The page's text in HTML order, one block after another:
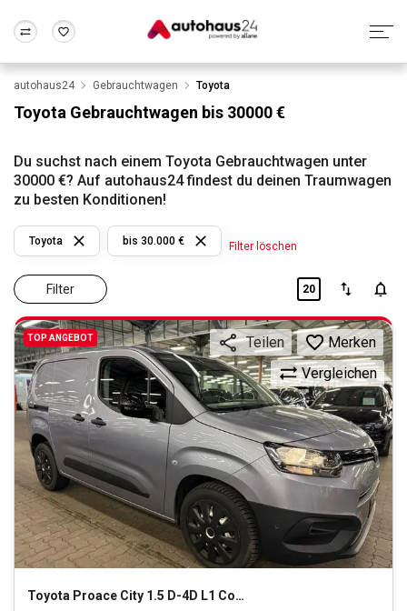
Wir bewerten dein Auto
Alle Fragen & Antworten
Rund um die Inzahlungnahme
Frankfurt Wuppertal
autohaus24 Gebrauchtwagen Toyota
Toyota Gebrauchtwagen bis 30000 €
Du suchst nach einem Toyota Gebrauchtwagen unter
30000 €? Auf autohaus24 findest du deinen Traumwagen
zu besten Konditionen!
Filter
Toyota bis 30.000 € Filter löschen
20
TOP ANGEBOT
Toyota Proace City 1.5 D-4D L1 Comfort S/S (EURO 6d)
Vergleichen
Teilen Merken